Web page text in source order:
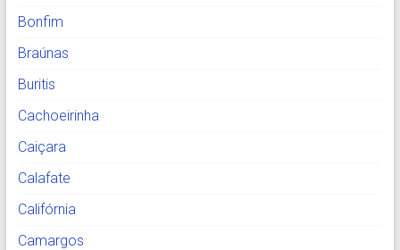
Bonfim
Braúnas
Buritis
Cachoeirinha
Caiçara
Calafate
Califórnia
Camargos